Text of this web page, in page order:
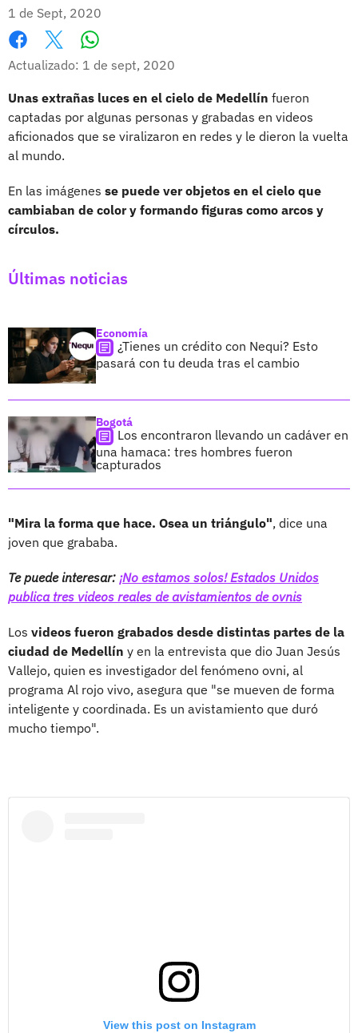
1 de Sept, 2020
Facebook
X
Actualizado: 1 de sept, 2020
Unas extrañas luces en el cielo de Medellín fueron
captadas por algunas personas y grabadas en videos
aficionados que se viralizaron en redes y le dieron la vuelta
al mundo.
En las imágenes se puede ver objetos en el cielo que
cambiaban de color y formando figuras como arcos y
círculos.
Últimas noticias
Economía
¿Tienes un crédito con Nequi? Esto
pasará con tu deuda tras el cambio
Bogotá
Los encontraron llevando un cadáver en
una hamaca: tres hombres fueron
capturados
"Mira la forma que hace. Osea un triángulo", dice una
joven que grababa.
Te puede interesar: ¡No estamos solos! Estados Unidos
publica tres videos reales de avistamientos de ovnis
Los videos fueron grabados desde distintas partes de la
ciudad de Medellín y en la entrevista que dio Juan Jesús
Vallejo, quien es investigador del fenómeno ovni, al
programa Al rojo vivo, asegura que "se mueven de forma
inteligente y coordinada. Es un avistamiento que duró
mucho tiempo".
View this post on Instagram